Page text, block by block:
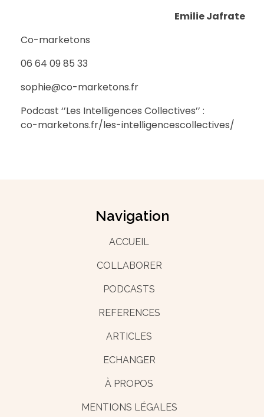
Emilie Jafrate
Co-marketons
06 64 09 85 33
sophie@co-marketons.fr
Podcast ‘’Les Intelligences Collectives’’ :
co-marketons.fr/les-intelligencescollectives/
Navigation
ACCUEIL
COLLABORER
PODCASTS
REFERENCES
ARTICLES
ECHANGER
À PROPOS
MENTIONS LÉGALES